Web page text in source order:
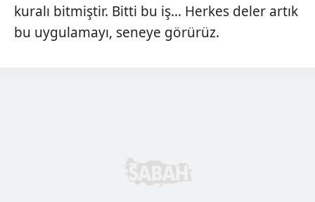
kuralı bitmiştir. Bitti bu iş... Herkes deler artık
bu uygulamayı, seneye görürüz.